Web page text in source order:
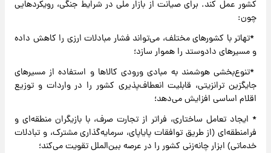
کشور عمل کند. برای صیانت از بازار ملی در شرایط جنگی، رویکردهایی
چون:
*تهاتر با کشورهای مختلف، می‌تواند فشار مبادلات ارزی را کاهش داده
و مسیرهای دادوستد را هموار سازد؛
*تنوع‌بخشی هوشمند به مبادی ورودی کالاها و استفاده از مسیرهای
جایگزین ترانزیتی، قابلیت انعطاف‌پذیری کشور را در واردات و توزیع
اقلام اساسی افزایش می‌دهد؛
* ایجاد تعامل ساختاری، فراتر از تجارت صرف، با بازیگران منطقه‌ای و
فرامنطقه‌ای (از طریق توافقات پایاپای، سرمایه‌گذاری مشترک، و تبادلات
خدماتی) ابزار چانه‌زنی کشور را در عرصه بین‌الملل تقویت می‌کند؛